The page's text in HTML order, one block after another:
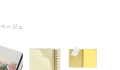
ベージュ